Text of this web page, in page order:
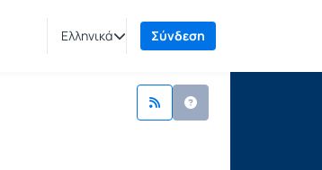
Ελληνικά Σύνδεση